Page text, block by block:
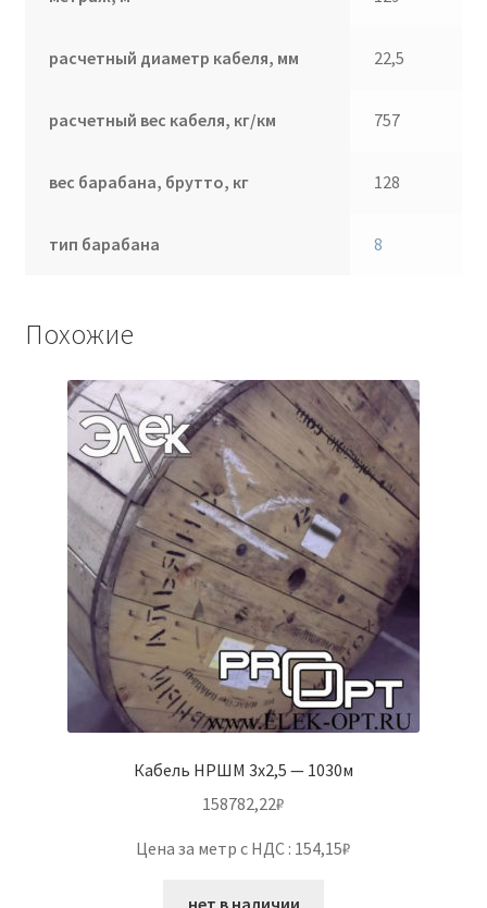
расчетный диаметр кабеля, мм 22,5
расчетный вес кабеля, кг/км 757
вес барабана, брутто, кг 128
тип барабана 8
Похожие
Кабель НРШМ 3х2,5 — 1030м
158782,22₽
Цена за метр с НДС : 154,15₽
нет в наличии